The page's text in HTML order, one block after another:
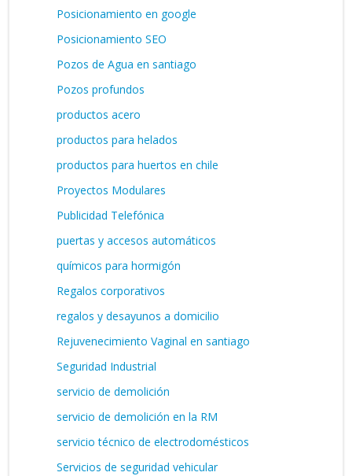
Posicionamiento en google
Posicionamiento SEO
Pozos de Agua en santiago
Pozos profundos
productos acero
productos para helados
productos para huertos en chile
Proyectos Modulares
Publicidad Telefónica
puertas y accesos automáticos
químicos para hormigón
Regalos corporativos
regalos y desayunos a domicilio
Rejuvenecimiento Vaginal en santiago
Seguridad Industrial
servicio de demolición
servicio de demolición en la RM
servicio técnico de electrodomésticos
Servicios de seguridad vehicular